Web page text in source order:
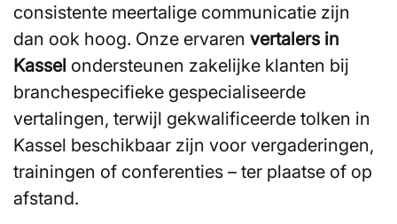
consistente meertalige communicatie zijn
dan ook hoog. Onze ervaren vertalers in
Kassel ondersteunen zakelijke klanten bij
branchespecifieke gespecialiseerde
vertalingen, terwijl gekwalificeerde tolken in
Kassel beschikbaar zijn voor vergaderingen,
trainingen of conferenties – ter plaatse of op
afstand.